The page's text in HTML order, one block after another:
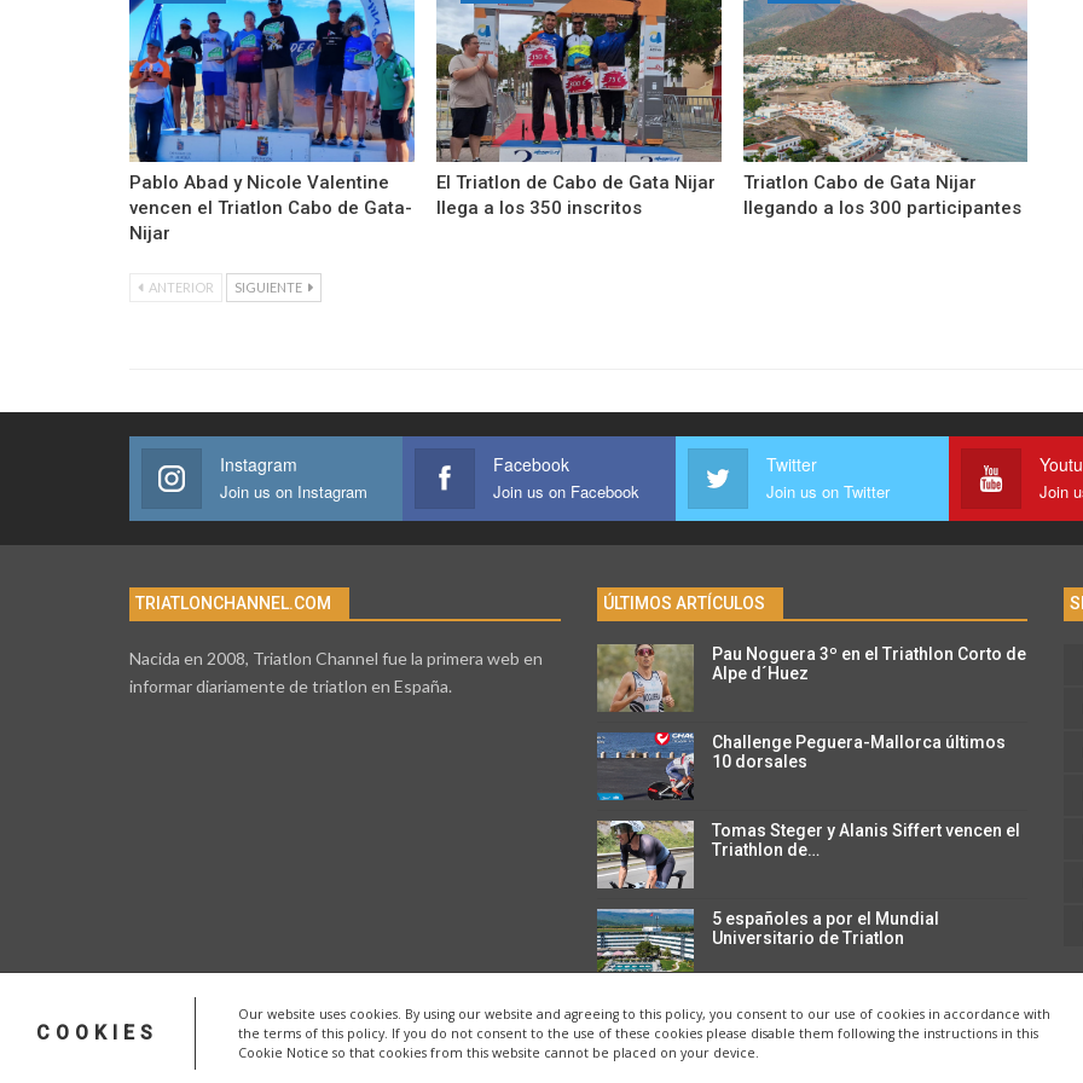
COOKIES
Our website uses cookies. By using our website and agreeing to this policy, you consent to our use of cookies in accordance with
the terms of this policy. If you do not consent to the use of these cookies please disable them following the instructions in this
Cookie Notice so that cookies from this website cannot be placed on your device.
Pablo Abad y Nicole Valentine
vencen el Triatlon Cabo de Gata-
Nijar
El Triatlon de Cabo de Gata Nijar
llega a los 350 inscritos
Triatlon Cabo de Gata Nijar
llegando a los 300 participantes
ANTERIOR SIGUIENTE
Instagram
Join us on Instagram
Facebook
Join us on Facebook
Twitter
Join us on Twitter Join
TRIATLONCHANNEL.COM
Nacida en 2008, Triatlon Channel fue la primera web en
informar diariamente de triatlon en España.
ÚLTIMOS ARTÍCULOS
Pau Noguera 3º en el Triathlon Corto de
Alpe d´Huez
Challenge Peguera-Mallorca últimos
10 dorsales
Tomas Steger y Alanis Siffert vencen el
Triathlon de…
5 españoles a por el Mundial
Universitario de Triatlon
© 2026 - triatlonchannel.com. Todos los derechos reservados.